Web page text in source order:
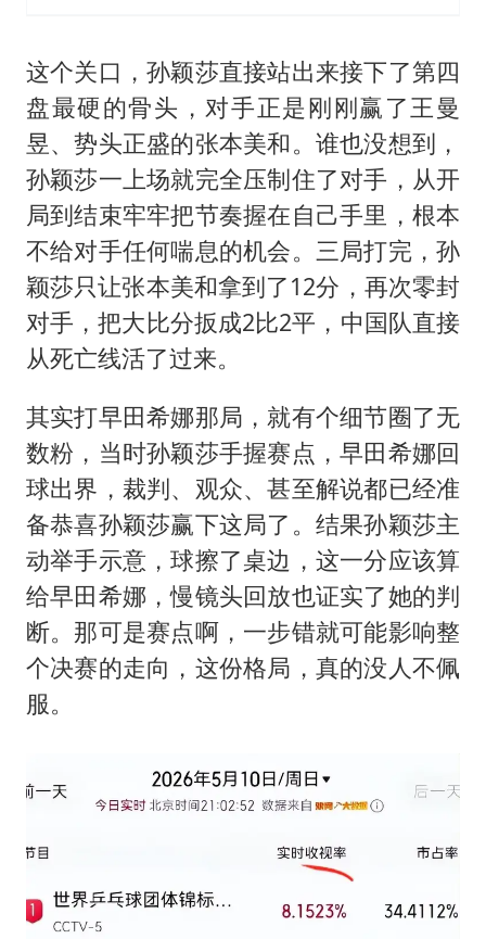
这个关口，孙颖莎直接站出来接下了第四
盘最硬的骨头，对手正是刚刚赢了王曼
昱、势头正盛的张本美和。谁也没想到，
孙颖莎一上场就完全压制住了对手，从开
局到结束牢牢把节奏握在自己手里，根本
不给对手任何喘息的机会。三局打完，孙
颖莎只让张本美和拿到了12分，再次零封
对手，把大比分扳成2比2平，中国队直接
从死亡线活了过来。
其实打早田希娜那局，就有个细节圈了无
数粉，当时孙颖莎手握赛点，早田希娜回
球出界，裁判、观众、甚至解说都已经准
备恭喜孙颖莎赢下这局了。结果孙颖莎主
动举手示意，球擦了桌边，这一分应该算
给早田希娜，慢镜头回放也证实了她的判
断。那可是赛点啊，一步错就可能影响整
个决赛的走向，这份格局，真的没人不佩
服。